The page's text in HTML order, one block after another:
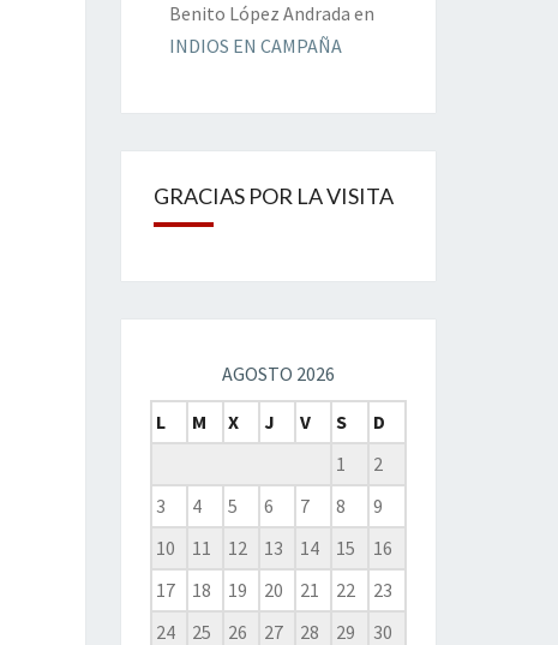
Benito López Andrada en
INDIOS EN CAMPAÑA
GRACIAS POR LA VISITA
AGOSTO 2026
L
M X J V S
D
1
2
3
4 5 6 7 8
9
10
11 12 13 14 15
16
17
18 19 20 21 22
23
24
25 26 27 28 29
30